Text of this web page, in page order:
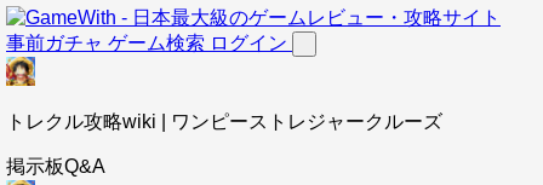
事前ガチャ ゲーム検索 ログイン
トレクル攻略wiki | ワンピーストレジャークルーズ
掲示板Q&A